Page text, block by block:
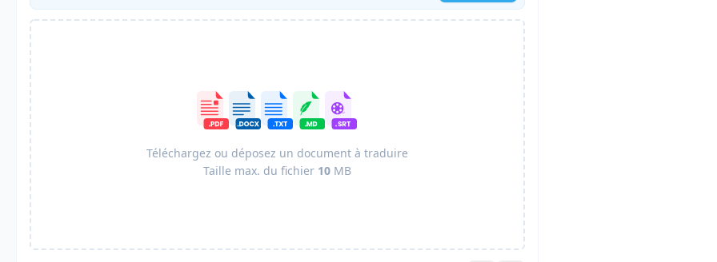
Téléchargez ou déposez un document à traduire
Taille max. du fichier 10MB
Pro